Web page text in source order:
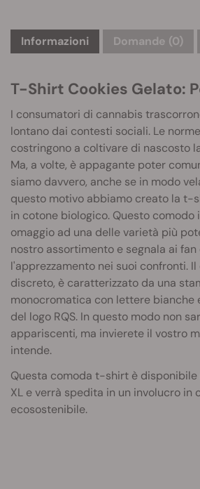
Informazioni Domande (0)
T-Shirt Cookies Gelato:
I consumatori di cannabis
lontano dai contesti sociali. Le
costringono a coltivare di nascosto
Ma, a volte, è appagante poter
siamo davvero, anche se in modo
questo motivo abbiamo creato la t-
in cotone biologico. Questo comodo
omaggio ad una delle varietà più
nostro assortimento e segnala ai fan
l'apprezzamento nei suoi confronti.
discreto, è caratterizzato da una
monocromatica con lettere bianche
del logo RQS. In questo modo non
appariscenti, ma invierete il vostro
intende.
Questa comoda t-shirt è disponibile
XL e verrà spedita in un involucro in
ecosostenibile.